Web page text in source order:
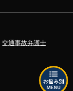
交通事故弁護士